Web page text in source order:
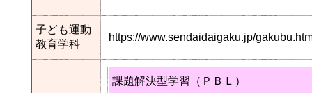
子ども運動
教育学科
https://www.sendaidaigaku.jp/
課題解決型学習（ＰＢＬ）